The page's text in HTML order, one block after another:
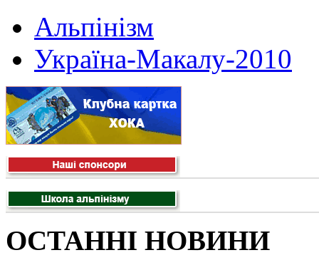
Альпінізм
Україна-Макалу-2010
ОСТАННІ НОВИНИ